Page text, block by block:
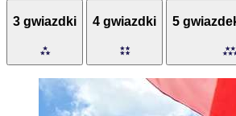
3 gwiazdki 4 gwiazdki 5